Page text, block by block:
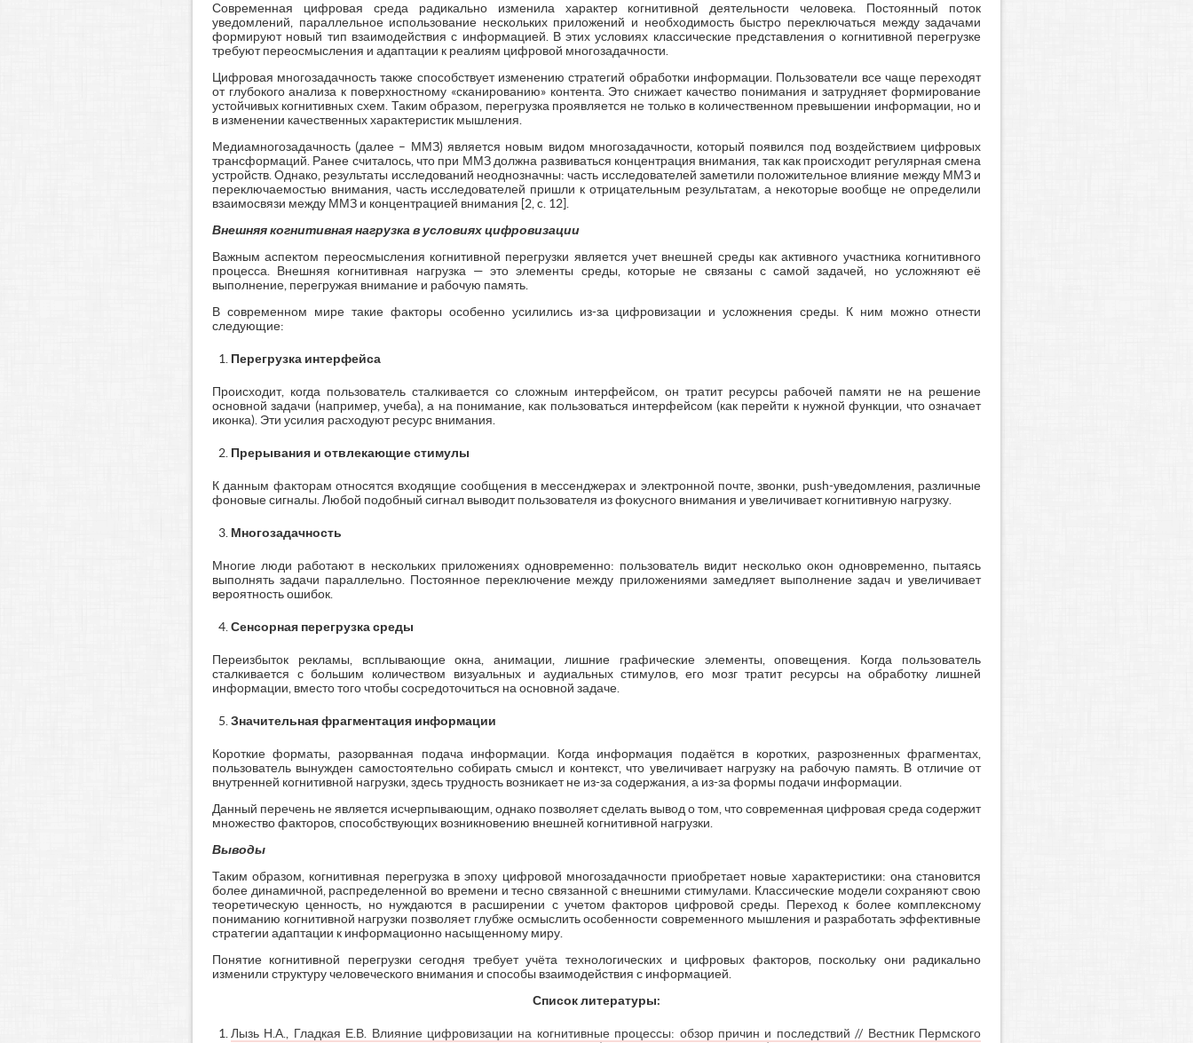
Современная цифровая среда радикально изменила характер когнитивной деятельности человека. Постоянный поток
уведомлений, параллельное использование нескольких приложений и необходимость быстро переключаться между задачами
формируют новый тип взаимодействия с информацией. В этих условиях классические представления о когнитивной перегрузке
требуют переосмысления и адаптации к реалиям цифровой многозадачности.
Цифровая многозадачность также способствует изменению стратегий обработки информации. Пользователи все чаще переходят
от глубокого анализа к поверхностному «сканированию» контента. Это снижает качество понимания и затрудняет формирование
устойчивых когнитивных схем. Таким образом, перегрузка проявляется не только в количественном превышении информации, но и
в изменении качественных характеристик мышления.
Медиамногозадачность (далее – ММЗ) является новым видом многозадачности, который появился под воздействием цифровых
трансформаций. Ранее считалось, что при ММЗ должна развиваться концентрация внимания, так как происходит регулярная смена
устройств. Однако, результаты исследований неоднозначны: часть исследователей заметили положительное влияние между ММЗ и
переключаемостью внимания, часть исследователей пришли к отрицательным результатам, а некоторые вообще не определили
взаимосвязи между ММЗ и концентрацией внимания [2, c. 12].
Внешняя когнитивная нагрузка в условиях цифровизации
Важным аспектом переосмысления когнитивной перегрузки является учет внешней среды как активного участника когнитивного
процесса. Внешняя когнитивная нагрузка — это элементы среды, которые не связаны с самой задачей, но усложняют её
выполнение, перегружая внимание и рабочую память.
В современном мире такие факторы особенно усилились из-за цифровизации и усложнения среды. К ним можно отнести
следующие:
Перегрузка интерфейса
Происходит, когда пользователь сталкивается со сложным интерфейсом, он тратит ресурсы рабочей памяти не на решение
основной задачи (например, учеба), а на понимание, как пользоваться интерфейсом (как перейти к нужной функции, что означает
иконка). Эти усилия расходуют ресурс внимания.
Прерывания и отвлекающие стимулы
К данным факторам относятся входящие сообщения в мессенджерах и электронной почте, звонки, push-уведомления, различные
фоновые сигналы. Любой подобный сигнал выводит пользователя из фокусного внимания и увеличивает когнитивную нагрузку.
Многозадачность
Многие люди работают в нескольких приложениях одновременно: пользователь видит несколько окон одновременно, пытаясь
выполнять задачи параллельно. Постоянное переключение между приложениями замедляет выполнение задач и увеличивает
вероятность ошибок.
Сенсорная перегрузка среды
Переизбыток рекламы, всплывающие окна, анимации, лишние графические элементы, оповещения. Когда пользователь
сталкивается с большим количеством визуальных и аудиальных стимулов, его мозг тратит ресурсы на обработку лишней
информации, вместо того чтобы сосредоточиться на основной задаче.
Значительная фрагментация информации
Короткие форматы, разорванная подача информации. Когда информация подаётся в коротких, разрозненных фрагментах,
пользователь вынужден самостоятельно собирать смысл и контекст, что увеличивает нагрузку на рабочую память. В отличие от
внутренней когнитивной нагрузки, здесь трудность возникает не из-за содержания, а из-за формы подачи информации.
Данный перечень не является исчерпывающим, однако позволяет сделать вывод о том, что современная цифровая среда содержит
множество факторов, способствующих возникновению внешней когнитивной нагрузки.
Выводы
Таким образом, когнитивная перегрузка в эпоху цифровой многозадачности приобретает новые характеристики: она становится
более динамичной, распределенной во времени и тесно связанной с внешними стимулами. Классические модели сохраняют свою
теоретическую ценность, но нуждаются в расширении с учетом факторов цифровой среды. Переход к более комплексному
пониманию когнитивной нагрузки позволяет глубже осмыслить особенности современного мышления и разработать эффективные
стратегии адаптации к информационно насыщенному миру.
Понятие когнитивной перегрузки сегодня требует учёта технологических и цифровых факторов, поскольку они радикально
изменили структуру человеческого внимания и способы взаимодействия с информацией.
Списоклитературы:
Лызь Н.А., Гладкая Е.В. Влияние цифровизации на когнитивные процессы: обзор причин и последствий // Вестник Пермского